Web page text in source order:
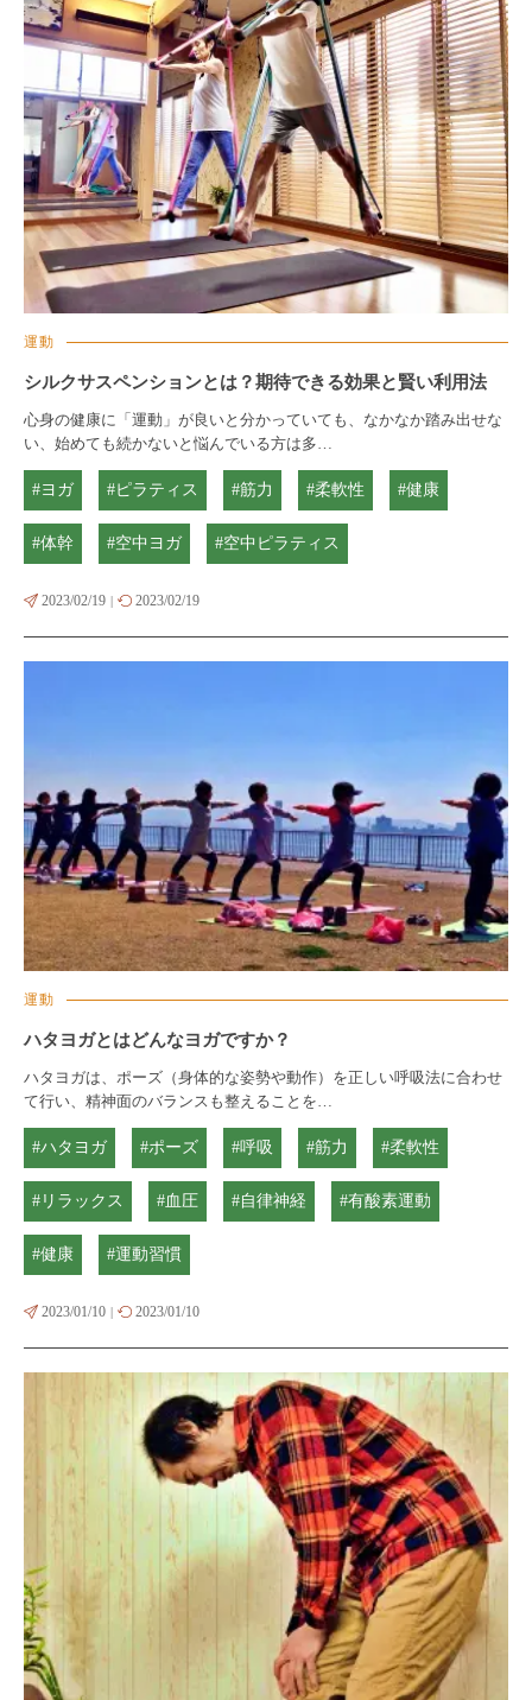
運動
シルクサスペンションとは？期待できる効果と賢い利用法
心身の健康に「運動」が良いと分かっていても、なかなか踏み出せな
い、始めても続かないと悩んでいる方は多…
#ヨガ #ピラティス #筋力 #柔軟性 #健康
#体幹 #空中ヨガ #空中ピラティス
2023/02/19 | 2023/02/19
運動
ハタヨガとはどんなヨガですか？
ハタヨガは、ポーズ（身体的な姿勢や動作）を正しい呼吸法に合わせ
て行い、精神面のバランスも整えることを…
#ハタヨガ #ポーズ #呼吸 #筋力 #柔軟性
#リラックス #血圧 #自律神経 #有酸素運動
#健康 #運動習慣
2023/01/10 | 2023/01/10